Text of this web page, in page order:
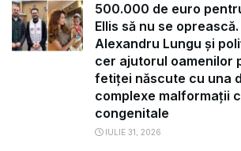
500.000 de euro
Ellis să nu se
Alexandru Lungu și
cer ajutorul oamenilor
fetiței născute cu una
complexe malformații
congenitale
IULIE 31, 2026